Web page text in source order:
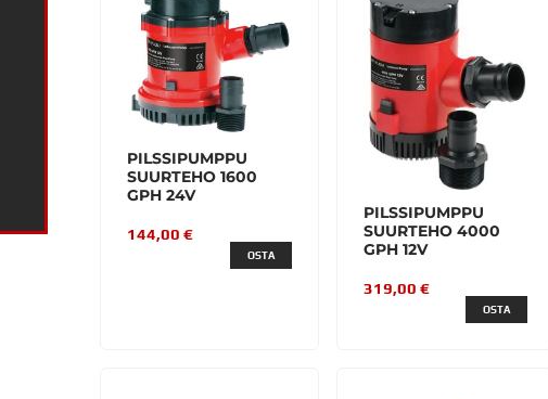
PILSSIPUMPPU
SUURTEHO 1600
GPH 24V
144,00 €
OSTA
PILSSIPUMPPU
SUURTEHO 4000
GPH 12V
319,00 €
OSTA